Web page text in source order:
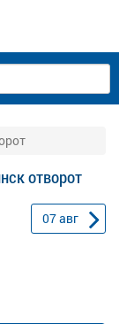
отворот
07авг